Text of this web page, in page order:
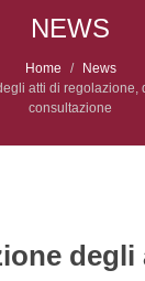
NEWS
Home
News
atti di regolazione,
consultazione
degli